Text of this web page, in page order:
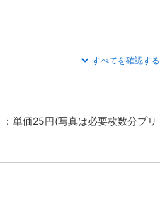
すべてを確認する
単価25円(写真は必要枚数分プリ